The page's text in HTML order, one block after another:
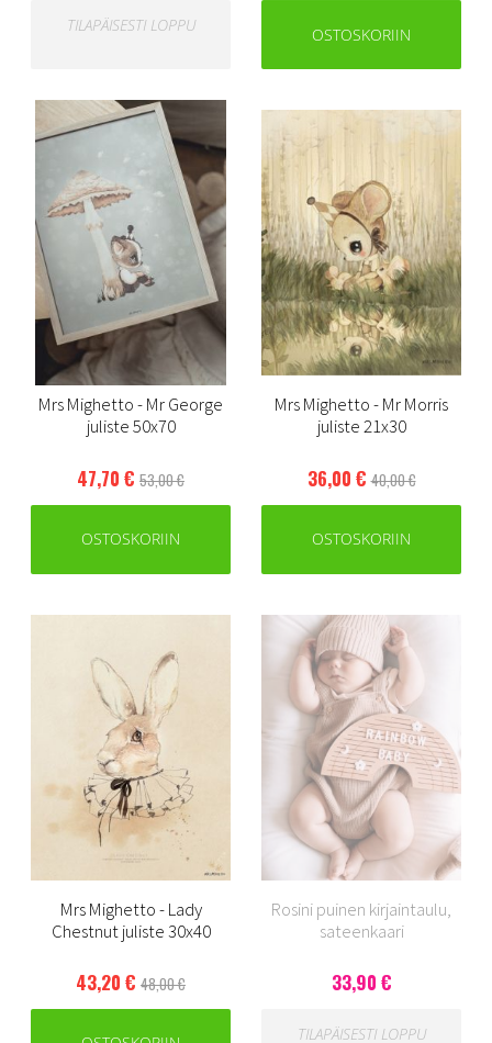
TILAPÄISESTI LOPPU OSTOSKORIIN
Mrs Mighetto - Mr George
juliste 50x70
47,70 € 53,00 €
OSTOSKORIIN
Mrs Mighetto - Mr Morris
juliste 21x30
36,00 € 40,00 €
OSTOSKORIIN
Mrs Mighetto - Lady
Chestnut juliste 30x40
43,20 € 48,00 €
Rosini puinen kirjaintaulu,
sateenkaari
33,90 €
TILAPÄISESTI LOPPU